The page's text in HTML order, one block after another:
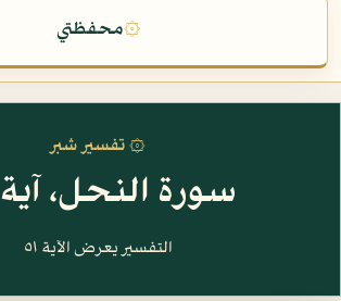
۞محفظتي
۞ تفسير شبر
سورة النحل، آية ٥١
التفسير يعرض الآية ٥١